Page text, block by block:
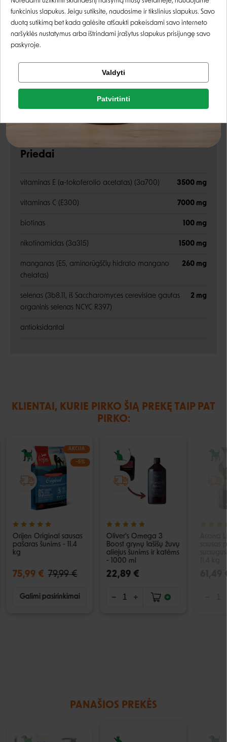
Rašyti atsiliepimą
Analitinės sudedamosios dalys
žali baltymai
žalia ląsteliena 7%
žali pelenai 15%
Priedai
vitaminas E (α-tokoferolio acetatas) (3a700) 3500 mg
vitaminas C (E300) 7000 mg
biotinas 100 mg
nikotinamidas (3a315) 1500 mg
manganas (E5, aminorūgščių hidrato mangano
chelatas)
260 mg
selenas (3b8.11, iš Saccharomyces cerevisiae gautas
organinis selenas NCYC R397)
2 mg
antioksidantai
KLIENTAI, KURIE PIRKO ŠIĄ PREKĘ TAIP PAT
PIRKO:
AKCIJA
−5%
Orijen Original sausas
pašaras šunims - 11.4
kg
75,99 € 79,99 €
Galimi pasirinkimai
Oliver's Omega 3
Boost grynų lašišų žuvų
aliejus šunims ir katėms
- 1000 ml
22,89 €
sausas
61,49
PANAŠIOS PREKĖS
Rašyti atsiliepimą
Registruotis
Facebook
funkcinius slapukus. Jeigu sutiksite, naudosime ir tikslinius slapukus. Savo
duotą sutikimą bet kada galėsite atšaukti pakeisdami savo interneto
naršyklės nustatymus arba ištrindami įrašytus slapukus prisijungę savo
paskyroje.
Valdyti
Patvirtinti